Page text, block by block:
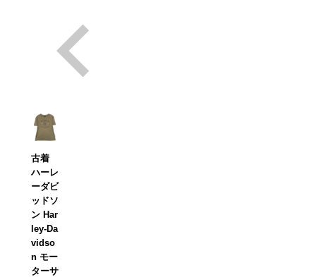
古着
ハーレ
ーダビ
ッドソ
ン Har
ley-Da
vidso
n モー
ターサ